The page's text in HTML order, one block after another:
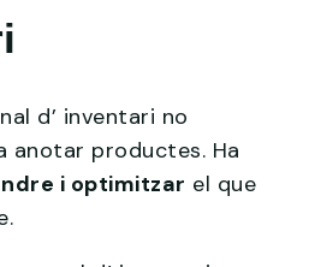
d’ inventari no
anotar productes. Ha
i optimitzar el que